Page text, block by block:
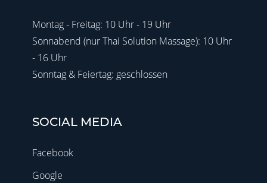
Montag - Freitag: 10 Uhr - 19 Uhr
Sonnabend (nur Thai Solution Massage): 10 Uhr
- 16 Uhr
Sonntag & Feiertag: geschlossen
SOCIAL MEDIA
Facebook
Google